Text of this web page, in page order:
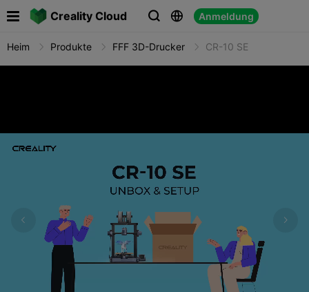
Creality Cloud   Anmeldung
Heim Produkte FFF 3D-Drucker CR-10 SE